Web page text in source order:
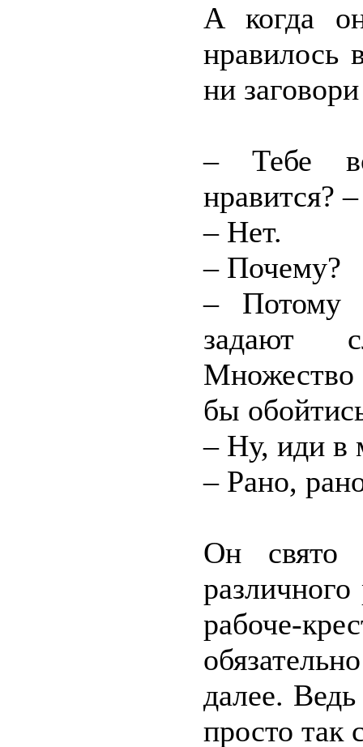
А когда
нравилось
ни
– Тебе
нравится?
– Нет.
– Почему?
– Потому
задают
Множество
бы
– Ну, иди в
– Рано,
Он свято
рабоче-
далее. Ведь
просто так